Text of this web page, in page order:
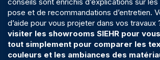
pose et de recommandations d’entretien.
d’aide pour vous projeter dans vos travaux
visiter les showrooms SIEHR pour
tout simplement pour comparer les
couleurs et les ambiances des